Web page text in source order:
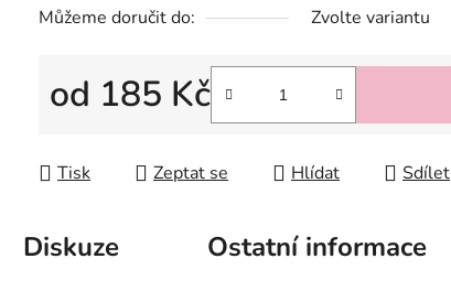
Můžeme doručit do:
Zvolte variantu
od 185 Kč
Tisk Zeptat se Hlídat Sdílet
Diskuze Ostatní informace